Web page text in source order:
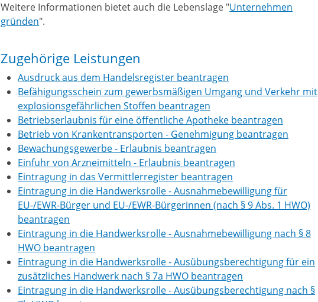
Weitere Informationen bietet auch die Lebenslage "Unternehmen
gründen".
Zugehörige Leistungen
Ausdruck aus dem Handelsregister beantragen
Befähigungsschein zum gewerbsmäßigen Umgang und Verkehr mit
explosionsgefährlichen Stoffen beantragen
Betriebserlaubnis für eine öffentliche Apotheke beantragen
Betrieb von Krankentransporten - Genehmigung beantragen
Bewachungsgewerbe - Erlaubnis beantragen
Einfuhr von Arzneimitteln - Erlaubnis beantragen
Eintragung in das Vermittlerregister beantragen
Eintragung in die Handwerksrolle - Ausnahmebewilligung für
EU-/EWR-Bürger und EU-/EWR-Bürgerinnen (nach § 9 Abs. 1 HWO)
beantragen
Eintragung in die Handwerksrolle - Ausnahmebewilligung nach § 8
HWO beantragen
Eintragung in die Handwerksrolle - Ausübungsberechtigung für ein
zusätzliches Handwerk nach § 7a HWO beantragen
Eintragung in die Handwerksrolle - Ausübungsberechtigung nach §